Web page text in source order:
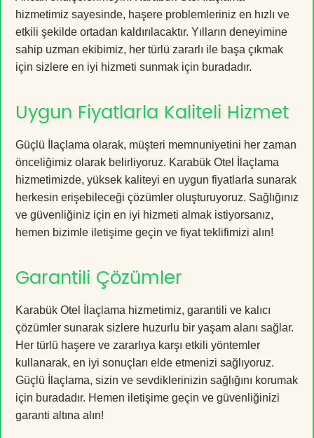
hizmetimiz sayesinde, haşere problemleriniz en hızlı ve
etkili şekilde ortadan kaldırılacaktır. Yılların deneyimine
sahip uzman ekibimiz, her türlü zararlı ile başa çıkmak
için sizlere en iyi hizmeti sunmak için buradadır.
Uygun Fiyatlarla Kaliteli Hizmet
Güçlü İlaçlama olarak, müşteri memnuniyetini her zaman
önceliğimiz olarak belirliyoruz. Karabük Otel İlaçlama
hizmetimizde, yüksek kaliteyi en uygun fiyatlarla sunarak
herkesin erişebileceği çözümler oluşturuyoruz. Sağlığınız
ve güvenliğiniz için en iyi hizmeti almak istiyorsanız,
hemen bizimle iletişime geçin ve fiyat teklifimizi alın!
Garantili Çözümler
Karabük Otel İlaçlama hizmetimiz, garantili ve kalıcı
çözümler sunarak sizlere huzurlu bir yaşam alanı sağlar.
Her türlü haşere ve zararlıya karşı etkili yöntemler
kullanarak, en iyi sonuçları elde etmenizi sağlıyoruz.
Güçlü İlaçlama, sizin ve sevdiklerinizin sağlığını korumak
için buradadır. Hemen iletişime geçin ve güvenliğinizi
garanti altına alın!